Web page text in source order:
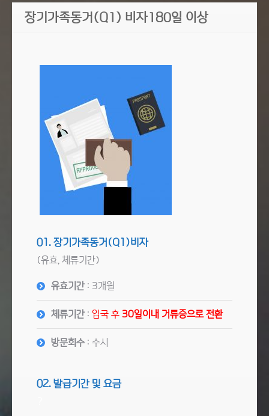
장기가족동거(Q1) 비자180일 이상
01. 장기가족동거(Q1)비자
(유효, 체류기간)
유효기간 : 3개월
체류기간 : 입국 후 30일이내 거류증으로 전환
방문회수 : 수시
02. 발급기간 및 요금